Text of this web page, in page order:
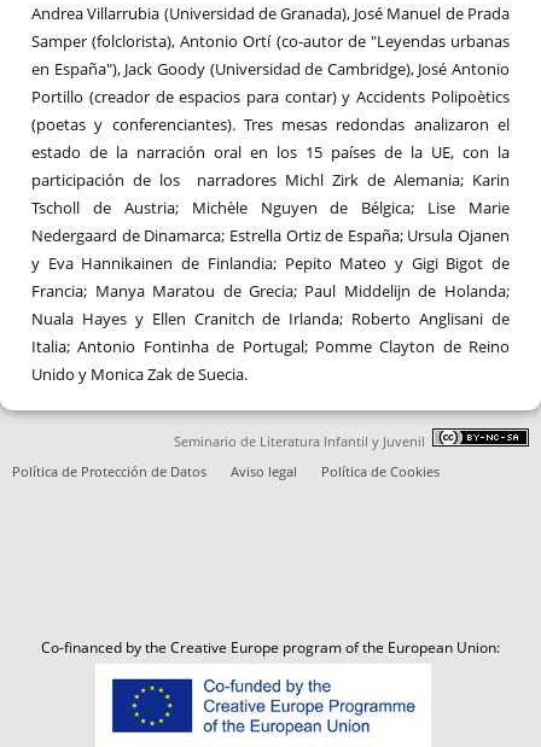
Andrea Villarrubia (Universidad de Granada), José Manuel de Prada
Samper (folclorista), Antonio Ortí (co-autor de "Leyendas urbanas
en España"), Jack Goody (Universidad de Cambridge), José Antonio
Portillo (creador de espacios para contar) y Accidents Polipoètics
(poetas y conferenciantes). Tres mesas redondas analizaron el
estado de la narración oral en los 15 países de la UE, con la
participación de los narradores Michl Zirk de Alemania; Karin
Tscholl de Austria; Michèle Nguyen de Bélgica; Lise Marie
Nedergaard de Dinamarca; Estrella Ortiz de España; Ursula Ojanen
y Eva Hannikainen de Finlandia; Pepito Mateo y Gigi Bigot de
Francia; Manya Maratou de Grecia; Paul Middelijn de Holanda;
Nuala Hayes y Ellen Cranitch de Irlanda; Roberto Anglisani de
Italia; Antonio Fontinha de Portugal; Pomme Clayton de Reino
Unido y Monica Zak de Suecia.
Seminario de Literatura Infantil y Juvenil
Política de Protección de Datos
Aviso legal Política de Cookies
Co-financed by the Creative Europe program of the European Union: